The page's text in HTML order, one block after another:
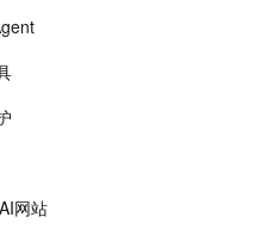
地场景，全面提升
网站